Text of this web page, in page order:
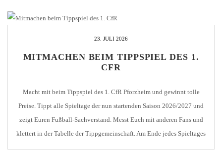
23. JULI 2026
MITMACHEN BEIM TIPPSPIEL DES 1.
CFR
Macht mit beim Tippspiel des 1. CfR Pforzheim und gewinnt tolle
Preise. Tippt alle Spieltage der nun startenden Saison 2026/2027 und
zeigt Euren Fußball-Sachverstand. Messt Euch mit anderen Fans und
klettert in der Tabelle der Tippgemeinschaft. Am Ende jedes Spieltages